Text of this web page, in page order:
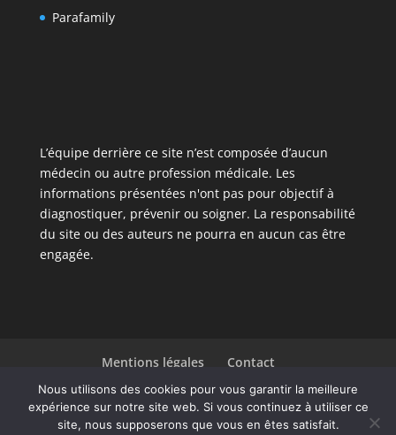
Parafamily
L’équipe derrière ce site n’est composée d’aucun
médecin ou autre profession médicale. Les
informations présentées n'ont pas pour objectif à
diagnostiquer, prévenir ou soigner. La responsabilité
du site ou des auteurs ne pourra en aucun cas être
engagée.
Mentions légales
Contact
Liste des articles
Nous utilisons des cookies pour vous garantir la meilleure
expérience sur notre site web. Si vous continuez à utiliser ce
site, nous supposerons que vous en êtes satisfait.